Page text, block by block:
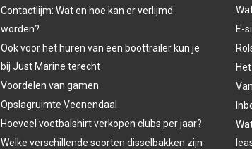
Contactlijm: Wat en hoe kan er verlijmd
worden?
Ook voor het huren van een boottrailer kun je
bij Just Marine terecht
Voordelen van gamen
Opslagruimte Veenendaal
Hoeveel voetbalshirt verkopen clubs per jaar?
Welke verschillende soorten disselbakken zijn
E-